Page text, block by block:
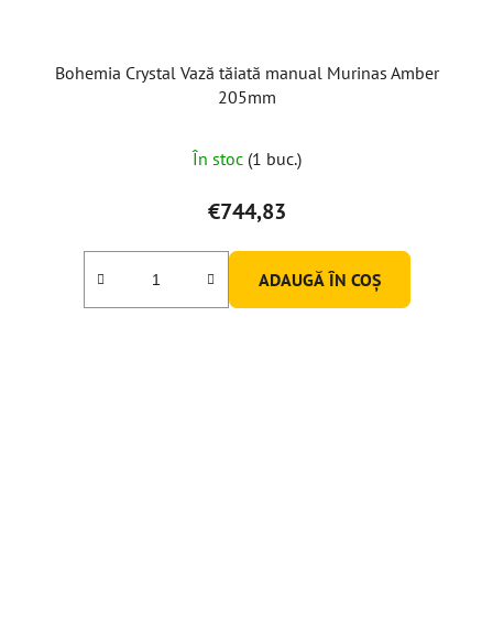
Bohemia Crystal Vază tăiată manual Murinas Amber
205mm
În stoc (1 buc.)
€744,83
ADAUGĂ ÎN COŞ